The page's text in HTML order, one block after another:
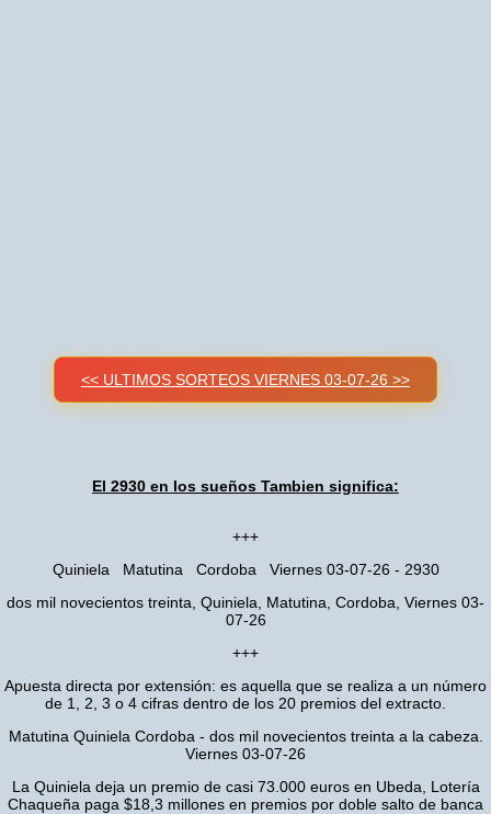
<< ULTIMOS SORTEOS VIERNES 03-07-26 >>
El 2930 en los sueños Tambien significa:
+++
Quiniela Matutina Cordoba Viernes 03-07-26 - 2930
dos mil novecientos treinta, Quiniela, Matutina, Cordoba, Viernes 03-
07-26
+++
Apuesta directa por extensión: es aquella que se realiza a un número
de 1, 2, 3 o 4 cifras dentro de los 20 premios del extracto.
Matutina Quiniela Cordoba - dos mil novecientos treinta a la cabeza.
Viernes 03-07-26
La Quiniela deja un premio de casi 73.000 euros en Ubeda, Lotería
Chaqueña paga $18,3 millones en premios por doble salto de banca